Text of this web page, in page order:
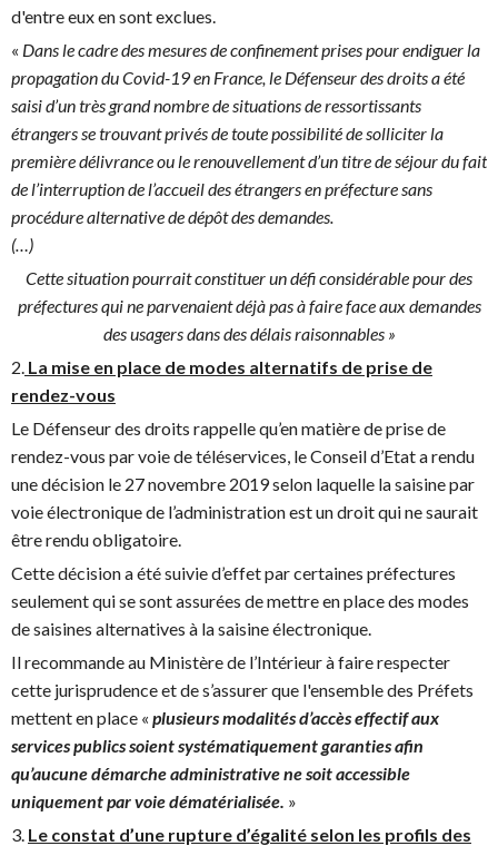
d'entre eux en sont exclues.
« Dans le cadre des mesures de confinement prises pour endiguer la
propagation du Covid-19 en France, le Défenseur des droits a été
saisi d’un très grand nombre de situations de ressortissants
étrangers se trouvant privés de toute possibilité de solliciter la
première délivrance ou le renouvellement d’un titre de séjour du fait
de l’interruption de l’accueil des étrangers en préfecture sans
procédure alternative de dépôt des demandes.
(…)
Cette situation pourrait constituer un défi considérable pour des
préfectures qui ne parvenaient déjà pas à faire face aux demandes
des usagers dans des délais raisonnables »
2. La mise en place de modes alternatifs de prise de
rendez-vous
Le Défenseur des droits rappelle qu’en matière de prise de
rendez-vous par voie de téléservices, le Conseil d’Etat a rendu
une décision le 27 novembre 2019 selon laquelle la saisine par
voie électronique de l’administration est un droit qui ne saurait
être rendu obligatoire.
Cette décision a été suivie d’effet par certaines préfectures
seulement qui se sont assurées de mettre en place des modes
de saisines alternatives à la saisine électronique.
Il recommande au Ministère de l’Intérieur à faire respecter
cette jurisprudence et de s’assurer que l'ensemble des Préfets
mettent en place « plusieurs modalités d’accès effectif aux
services publics soient systématiquement garanties afin
qu’aucune démarche administrative ne soit accessible
uniquement par voie dématérialisée. »
3. Le constat d’une rupture d’égalité selon les profils des